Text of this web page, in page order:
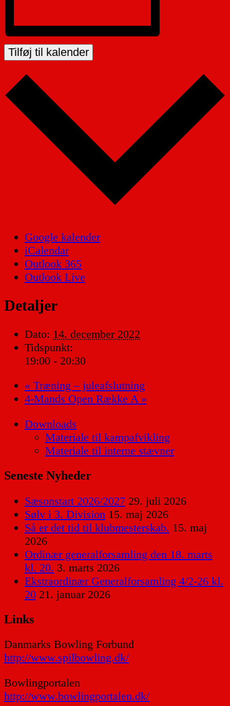
Tilføj til kalender
Google kalender
iCalendar
Outlook 365
Outlook Live
Detaljer
Dato: 14. december 2022
Tidspunkt:
19:00 - 20:30
« Træning – juleafslutning
4-Mands Open Række A »
Downloads
Materiale til kampafvikling
Materiale til interne stævner
Seneste Nyheder
Sæsonstart 2026/2027 29. juli 2026
Sølv i 3. Division 15. maj 2026
Så er det tid til klubmesterskab. 15. maj
2026
Ordinær generalforsamling den 18. marts
kl. 20. 3. marts 2026
Ekstraordinær Generalforsamling 4/2-26 kl.
20 21. januar 2026
Links
Danmarks Bowling Forbund
http://www.spilbowling.dk/
Bowlingportalen
http://www.bowlingportalen.dk/